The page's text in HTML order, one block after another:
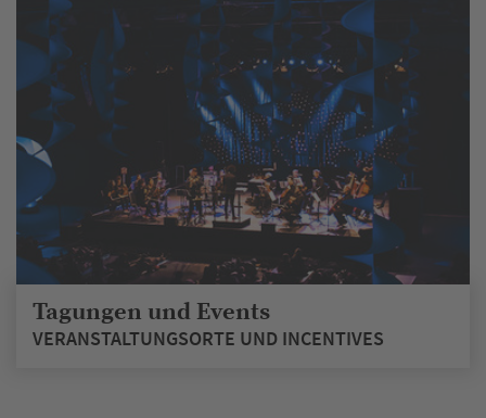
Tagungen und Events
VERANSTALTUNGSORTE UND INCENTIVES